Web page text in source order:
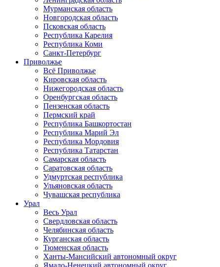
Мурманская область
Новгородская область
Псковская область
Республика Карелия
Республика Коми
Санкт-Петербург
Приволжье
Всё Приволжье
Кировская область
Нижегородская область
Оренбургская область
Пензенская область
Пермский край
Республика Башкортостан
Республика Марий Эл
Республика Мордовия
Республика Татарстан
Самарская область
Саратовская область
Удмуртская республика
Ульяновская область
Чувашская республика
Урал
Весь Урал
Свердловская область
Челябинская область
Курганская область
Тюменская область
Ханты-Мансийский автономный округ
Ямало-Ненецкий автономный округ